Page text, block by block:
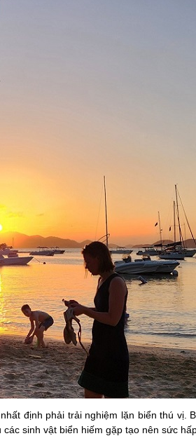
định phải trải nghiệm lặn biển thú
sinh vật biển hiếm gặp tạo nên sức